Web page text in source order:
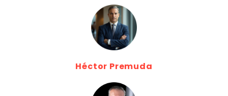
Héctor Premuda